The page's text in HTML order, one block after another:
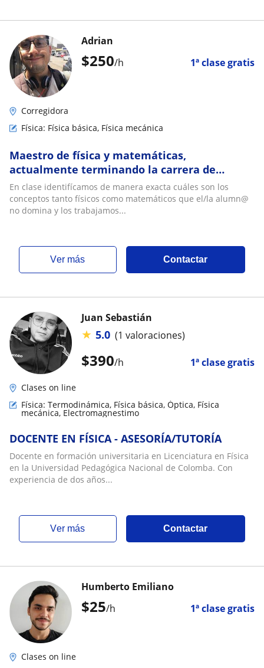
$250/h 1ª clase gratis
Adrian
Corregidora
Física: Física básica, Física mecánica
Maestro de física y matemáticas,
actualmente terminando la carrera de
ingeniería física
En clase identifícamos de manera exacta cuáles son los
conceptos tanto físicos como matemáticos que el/la alumn@
no domina y los trabajamos...
ver más Contactar
$390/h 1ª clase gratis
Juan Sebastián
★ 5.0 (1 valoraciones)
Clases on line
Física: Termodinámica, Física básica, Óptica, Física
mecánica, Electromagnestimo
DOCENTE EN FÍSICA - ASESORÍA/TUTORÍA
Docente en formación universitaria en Licenciatura en Física
en la Universidad Pedagógica Nacional de Colomba. Con
experiencia de dos años...
ver más Contactar
$25/h 1ª clase gratis
Humberto Emiliano
Clases on line